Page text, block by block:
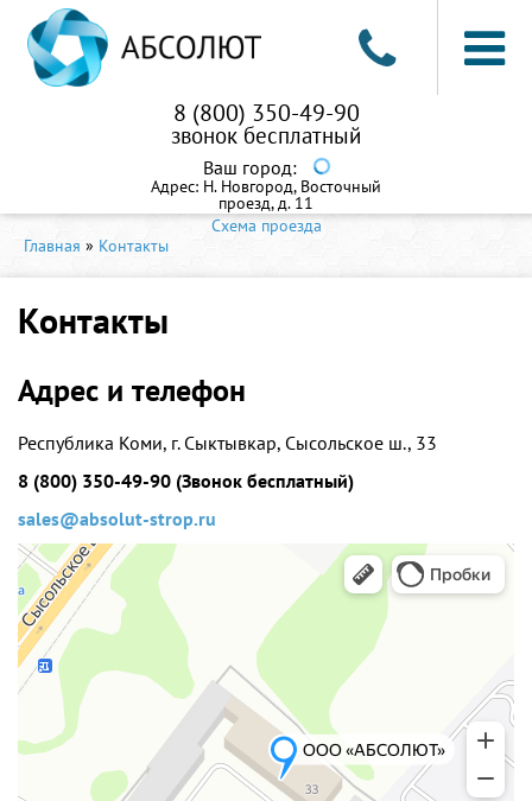
8 (800) 350-49-90
звонок бесплатный
Ваш город:
Адрес: Н. Новгород, Восточный
проезд, д. 11
Схема проезда
Главная » Контакты
Контакты
Адрес и телефон
Республика Коми, г. Сыктывкар, Сысольское ш., 33
8 (800) 350-49-90 (Звонок бесплатный)
sales@absolut-strop.ru